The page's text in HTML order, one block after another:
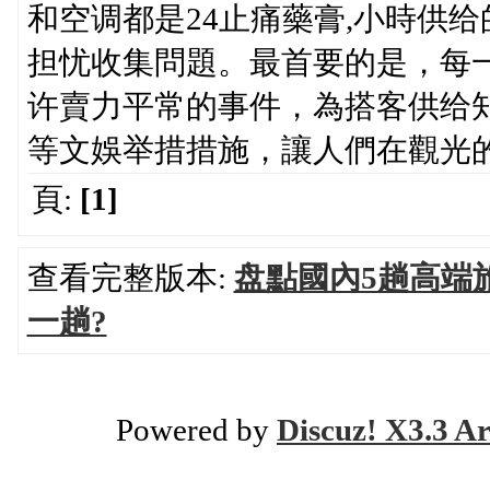
和空调都是24止痛藥膏,小時供
担忧收集問題。最首要的是，每
许賣力平常的事件，為搭客供给
等文娛举措措施，讓人們在觀光
頁: [1]
查看完整版本: 盘點國內5趟高端
一趟?
Powered by Discuz! X3.3